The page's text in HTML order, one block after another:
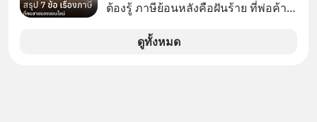
ต้องรู้ ภาษีย้อนหลังคือฝันร้าย ที่พ่อค้า
ดูทั้งหมด